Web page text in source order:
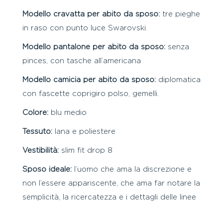
Modello cravatta per abito da sposo:tre pieghe
in raso con punto luce Swarovski.
Modello pantalone per abito da sposo:senza
pinces, con tasche all’americana
Modello camicia per abito da sposo:diplomatica
con fascette coprigiro polso, gemelli.
Colore:blu medio
Tessuto:lana e poliestere
Vestibilità:slim fit drop 8
Sposo ideale:l’uomo che ama la discrezione e
non l’essere appariscente, che ama far notare la
semplicità, la ricercatezza e i dettagli delle linee